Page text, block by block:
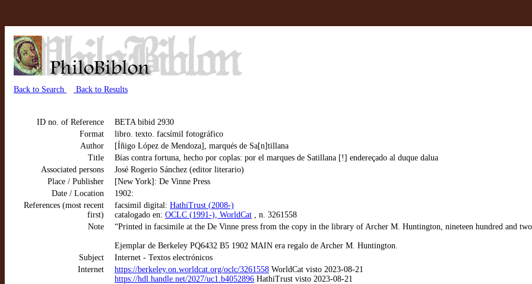
Back to Search Back to Results
ID no. of Reference
BETA bibid 2930
Format
libro. texto. facsímil fotográfico
Author
[Íñigo López de Mendoza], marqués de Sa[n]tillana
Title
Bías contra fortuna, hecho por coplas: por el marques de Satillana [!] endereçado al duque dalua
Associated persons
José Rogerio Sánchez (editor literario)
Place / Publisher
[New York]: De Vinne Press
Date / Location
1902:
References (most recent
first)
facsimil digital: HathiTrust (2008-)
catalogado en: OCLC (1991-), WorldCat , n. 3261558
Note
“Printed in facsimile at the De Vinne press from the copy in the library of Archer M. Huntington, nineteen hundred and
Ejemplar de Berkeley PQ6432 B5 1902 MAIN era regalo de Archer M. Huntington.
Subject
Internet - Textos electrónicos
Internet
https://berkeley.on.worldcat.org/oclc/3261558 WorldCat visto 2023-08-21
https://hdl.handle.net/2027/uc1.b4052896 HathiTrust visto 2023-08-21